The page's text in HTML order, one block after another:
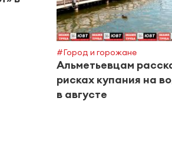
#Город и горожане
Альметьевцам
рисках купания на
в августе